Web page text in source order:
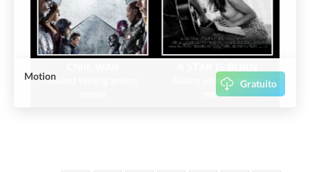
Motion
Gratuito